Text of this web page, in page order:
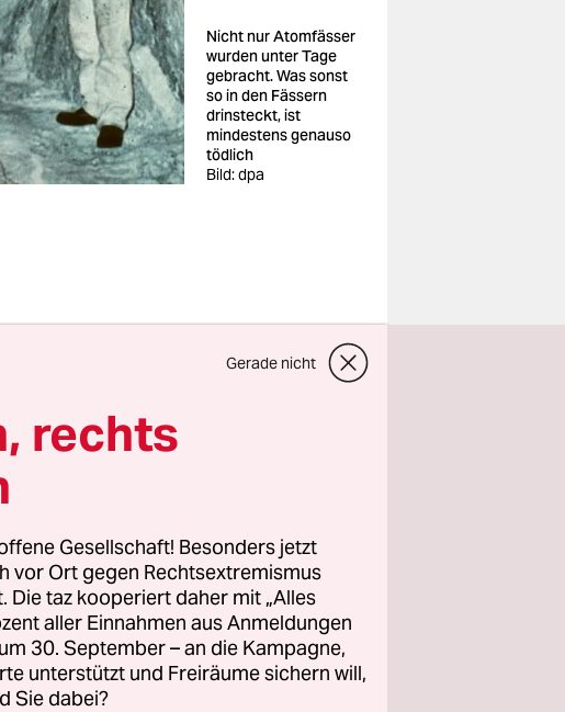
Nicht nur Atomfässer
wurden unter Tage
gebracht. Was sonst
so in den Fässern
drinsteckt, ist
mindestens genauso
tödlich
Bild: dpa
offenbar
Quecksilber
berichtet
für
Gerade nicht
rechts
Gesellschaft! Besonders jetzt
vor Ort gegen Rechtsextremismus
Die taz kooperiert daher mit „Alles
aller Einnahmen aus Anmeldungen
30. September – an die Kampagne,
unterstützt und Freiräume sichern will,
Sie dabei?